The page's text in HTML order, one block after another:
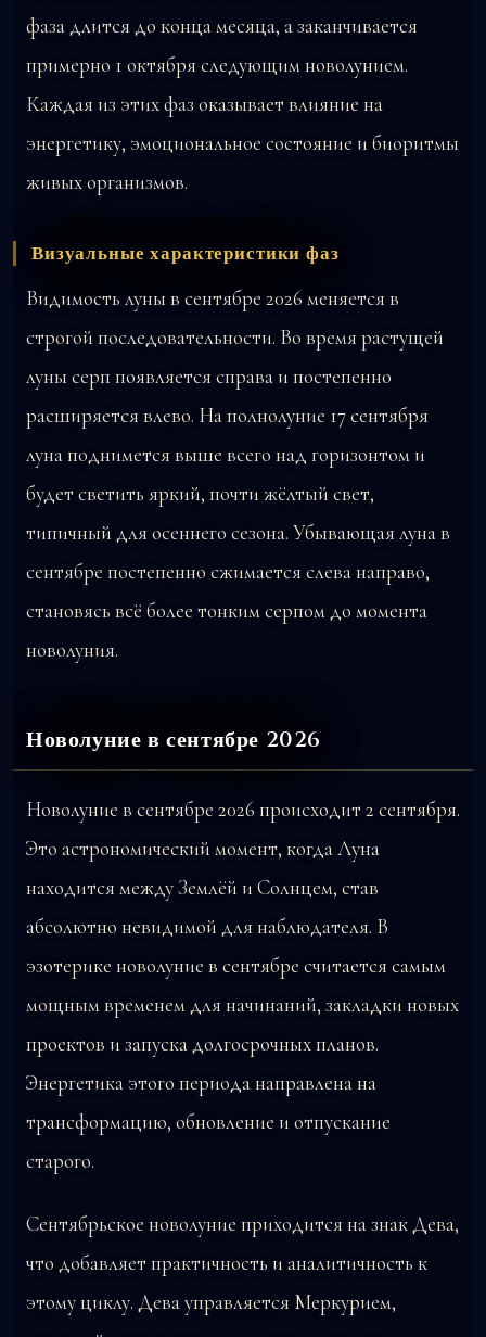
фаза длится до конца месяца, а заканчивается
примерно 1 октября следующим новолунием.
Каждая из этих фаз оказывает влияние на
энергетику, эмоциональное состояние и биоритмы
живых организмов.
Визуальные характеристики фаз
Видимость луны в сентябре 2026 меняется в
строгой последовательности. Во время растущей
луны серп появляется справа и постепенно
расширяется влево. На полнолуние 17 сентября
луна поднимется выше всего над горизонтом и
будет светить яркий, почти жёлтый свет,
типичный для осеннего сезона. Убывающая луна в
сентябре постепенно сжимается слева направо,
становясь всё более тонким серпом до момента
новолуния.
Новолуние в сентябре 2026
Новолуние в сентябре 2026 происходит 2 сентября.
Это астрономический момент, когда Луна
находится между Землёй и Солнцем, став
абсолютно невидимой для наблюдателя. В
эзотерике новолуние в сентябре считается самым
мощным временем для начинаний, закладки новых
проектов и запуска долгосрочных планов.
Энергетика этого периода направлена на
трансформацию, обновление и отпускание
старого.
Сентябрьское новолуние приходится на знак Дева,
что добавляет практичность и аналитичность к
этому циклу. Дева управляется Меркурием,